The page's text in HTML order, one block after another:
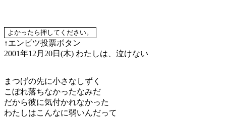
↑エンピツ投票ボタン
2001年12月20日(木) わたしは、泣けない
まつげの先に小さなしずく
こぼれ落ちなかったなみだ
だから彼に気付かれなかった
わたしはこんなに弱いんだって